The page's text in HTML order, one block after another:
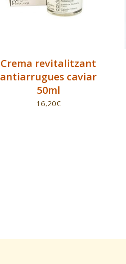
Crema revitalitzant
antiarrugues caviar
50ml
16,20€